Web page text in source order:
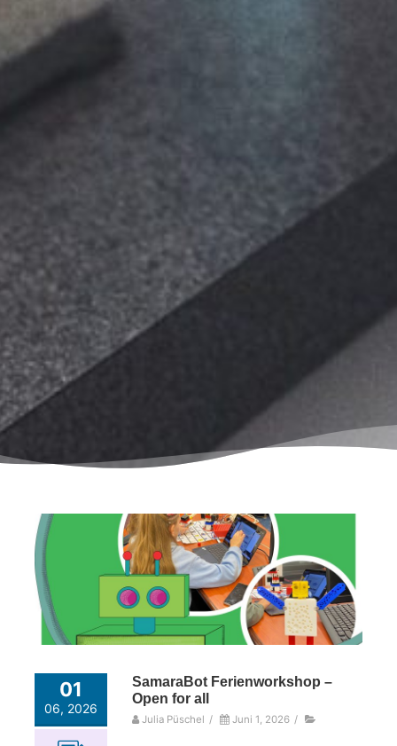
01
06, 2026
SamaraBot Ferienworkshop –
Open for all
Julia Püschel / Juni 1, 2026 /